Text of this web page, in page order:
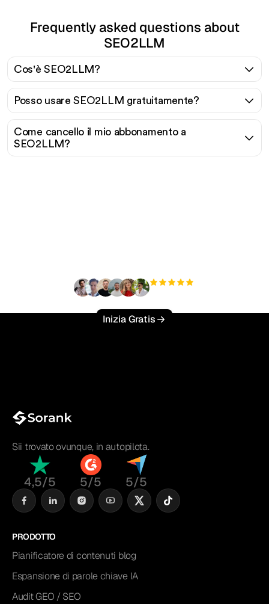
Frequently asked questions about
SEO2LLM
Cos'è SEO2LLM?
Posso usare SEO2LLM gratuitamente?
Come cancello il mio abbonamento a
SEO2LLM?
Inizia Gratis
Sii trovato ovunque, in autopilota.
4,5/5 5/5 5/5
PRODOTTO
Pianificatore di contenuti blog
Espansione di parole chiave IA
Audit GEO / SEO